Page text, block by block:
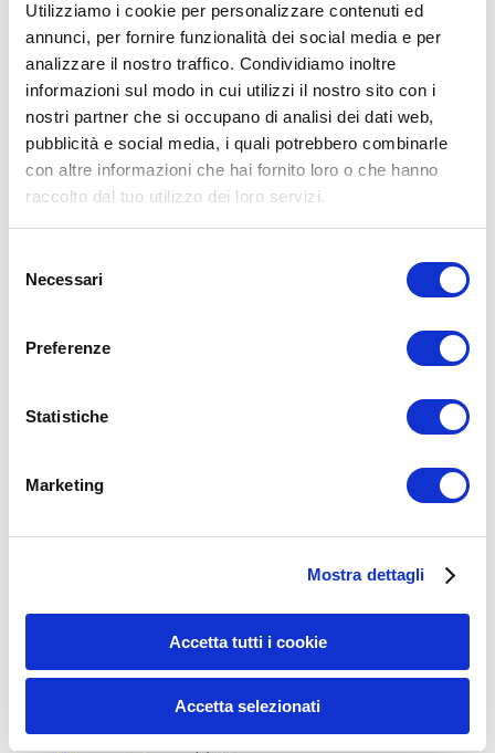
Utilizziamo i cookie per personalizzare contenuti ed
annunci, per fornire funzionalità dei social media e per
analizzare il nostro traffico. Condividiamo inoltre
informazioni sul modo in cui utilizzi il nostro sito con i
nostri partner che si occupano di analisi dei dati web,
pubblicità e social media, i quali potrebbero combinarle
con altre informazioni che hai fornito loro o che hanno
raccolto dal tuo utilizzo dei loro servizi.
delNecessari
Preferenze
Statistiche
Marketing
Mostra dettagli
Accetta tutti i cookie
Accetta selezionati
ALLENATI CON ME!
15WORKOUT
Allenamento aerobico(16)
Allenamento Donne(75)